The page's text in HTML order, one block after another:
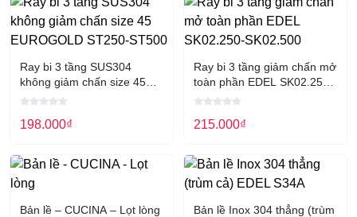
Ray bi 3 tầng SUS304
không giảm chấn size 45
EUROGOLD ST250-ST500
198.000₫
Ray bi 3 tầng giảm chấn mở
toàn phần EDEL SK02.250-
SK02.500
215.000₫
Bản lề – CUCINA – Lọt lòng
Bản lề Inox 304 thẳng (trùm